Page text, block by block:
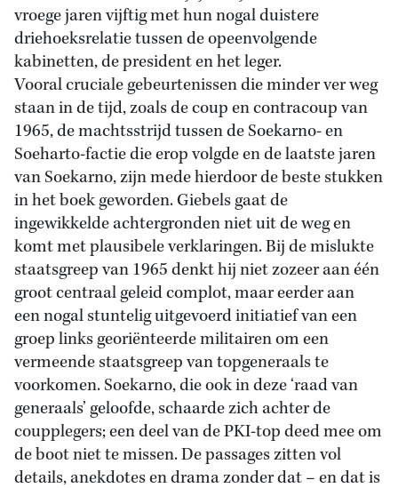
vroege jaren vijftig met hun nogal duistere
driehoeksrelatie tussen de opeenvolgende
kabinetten, de president en het leger.
Vooral cruciale gebeurtenissen die minder ver weg
staan in de tijd, zoals de coup en contracoup van
1965, de machtsstrijd tussen de Soekarno- en
Soeharto-factie die erop volgde en de laatste jaren
van Soekarno, zijn mede hierdoor de beste stukken
in het boek geworden. Giebels gaat de
ingewikkelde achtergronden niet uit de weg en
komt met plausibele verklaringen. Bij de mislukte
staatsgreep van 1965 denkt hij niet zozeer aan één
groot centraal geleid complot, maar eerder aan
een nogal stuntelig uitgevoerd initiatief van een
groep links georiënteerde militairen om een
vermeende staatsgreep van topgeneraals te
voorkomen. Soekarno, die ook in deze ‘raad van
generaals’ geloofde, schaarde zich achter de
coupplegers; een deel van de PKI-top deed mee om
de boot niet te missen. De passages zitten vol
details, anekdotes en drama zonder dat – en dat is